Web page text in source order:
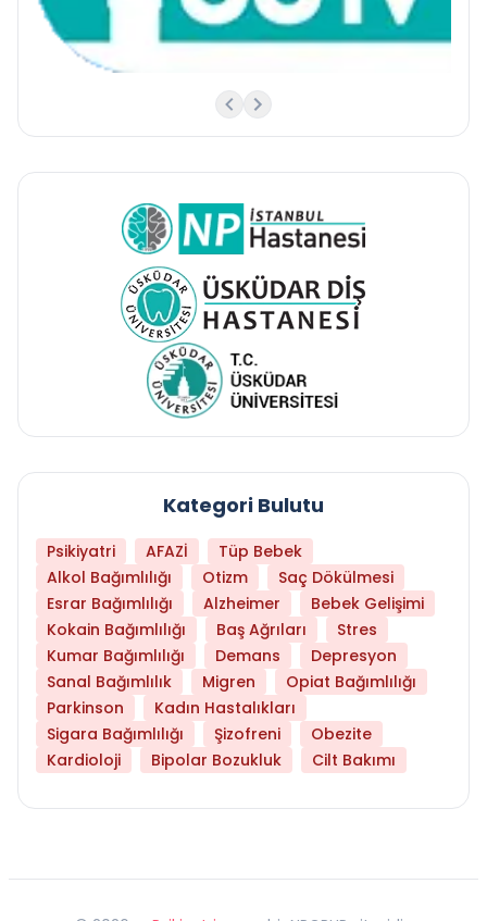
Kategori Bulutu
Psikiyatri AFAZİ
Tüp Bebek
Alkol Bağımlılığı
Otizm
Saç Dökülmesi
Esrar Bağımlılığı
Alzheimer
Bebek Gelişimi
Kokain Bağımlılığı
Baş Ağrıları
Stres
Kumar Bağımlılığı
Demans
Depresyon
Sanal Bağımlılık
Migren
Opiat Bağımlılığı
Parkinson
Kadın Hastalıkları
Sigara Bağımlılığı
Şizofreni
Obezite
Kardioloji
Bipolar Bozukluk Cilt Bakımı